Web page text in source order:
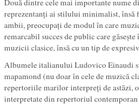
Două dintre cele mai importante nume
reprezentanți ai stilului minimalist, însă
ambii, preocupați de modul în care
remarcabil succes de public care
muzicii clasice, însă cu un tip de
Albumele italianului Ludovico Einaudi
mapamond (nu doar în cele de muzică
repertoriile marilor interpreți de astăzi,
interpretate din repertoriul